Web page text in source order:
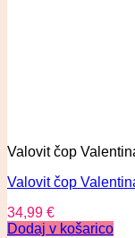
Valovit čop
Valovit čop
34,99 €
Dodaj v košarico